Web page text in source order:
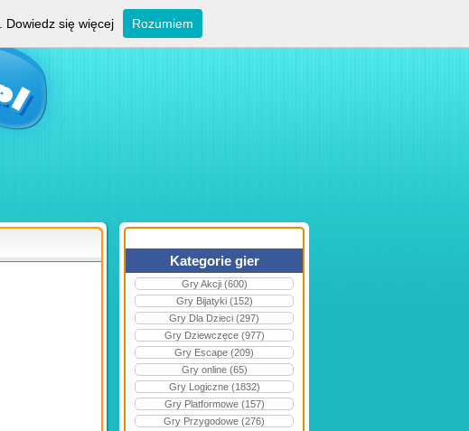
Kategorie gier
Gry Akcji (600)
Gry Bijatyki (152)
Gry Dla Dzieci (297)
Gry Dziewczęce (977)
Gry Escape (209)
Gry online (65)
Gry Logiczne (1832)
Gry Platformowe (157)
Gry Przygodowe (276)
Dowiedz się więcej Rozumiem